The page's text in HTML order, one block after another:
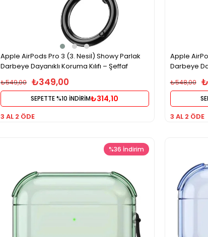
Apple AirPods Pro 3 (3. Nesil) Showy Parlak
Darbeye Dayanıklı Koruma Kılıfı – Şeffaf
₺349,00
₺549,00
SEPETTE %10 İNDİRİM₺314,10
3 AL 2 ÖDE
Apple
Darbeye
₺548,00
3 AL 2 ÖDE
%36 İndirim